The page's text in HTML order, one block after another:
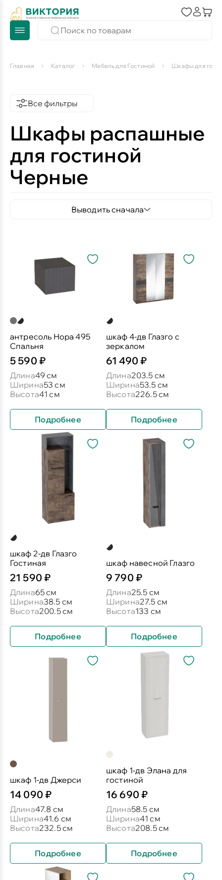
Главная Каталог Мебель для Гостиной Шкафы для
Все фильтры
Шкафы распашные
для гостиной
Черные
Выводить сначала
антресоль Нора 495
Спальня
5 590 ₽
Длина49 см
Ширина53 см
Высота41 см
Подробнее
шкаф 4-дв Глазго с
зеркалом
61 490 ₽
Длина203.5 см
Ширина53.5 см
Высота226.5 см
Подробнее
шкаф 2-дв Глазго
Гостиная
21 590 ₽
Длина65 см
Ширина38.5 см
Высота200.5 см
Подробнее
шкаф навесной Глазго
9 790 ₽
Длина25.5 см
Ширина27.5 см
Высота133 см
Подробнее
шкаф 1-дв Джерси
14 090 ₽
Длина47.8 см
Ширина41.6 см
Высота232.5 см
Подробнее
шкаф 1-дв Элана для
гостиной
16 690 ₽
Длина58.5 см
Ширина41 см
Высота208.5 см
Подробнее